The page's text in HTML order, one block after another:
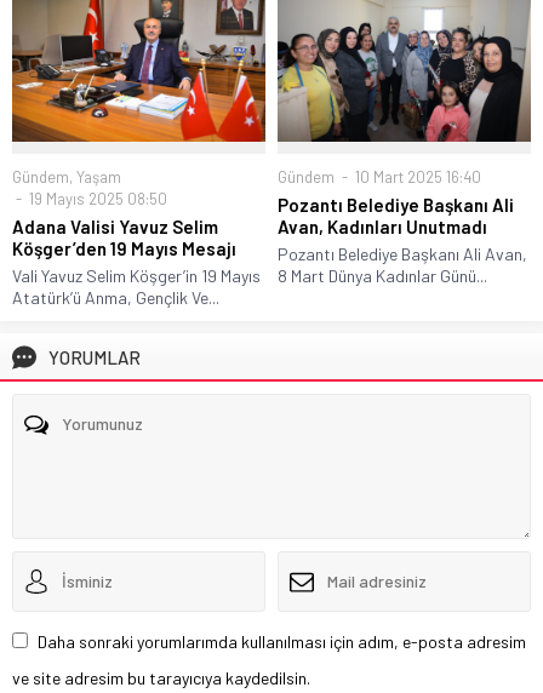
Gündem, Yaşam
19 Mayıs 2025 08:50
Adana Valisi Yavuz Selim
Köşger’den 19 Mayıs Mesajı
Vali Yavuz Selim Köşger’in 19 Mayıs
Atatürk’ü Anma, Gençlik Ve...
Gündem 10 Mart 2025 16:40
Pozantı Belediye Başkanı Ali
Avan, Kadınları Unutmadı
Pozantı Belediye Başkanı Ali Avan,
8 Mart Dünya Kadınlar Günü...
YORUMLAR
Daha sonraki yorumlarımda kullanılması için adım, e-posta adresim
ve site adresim bu tarayıcıya kaydedilsin.